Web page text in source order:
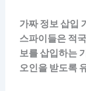
가짜 정보 삽입
스파이들은 적
보를 삽입하는
오인을 받도록